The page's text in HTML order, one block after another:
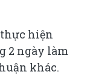
thực hiện
2 ngày làm
khác.